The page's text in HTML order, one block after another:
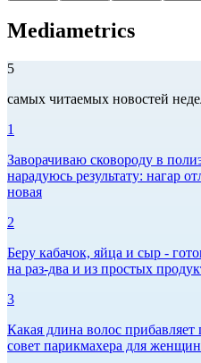
Mediametrics
5
самых читаемых новостей
1
Заворачиваю сковороду в
нарадуюсь результату: нагар
новая
2
Беру кабачок, яйца и сыр -
на раз-два и из простых
3
Какая длина волос
совет парикмахера для